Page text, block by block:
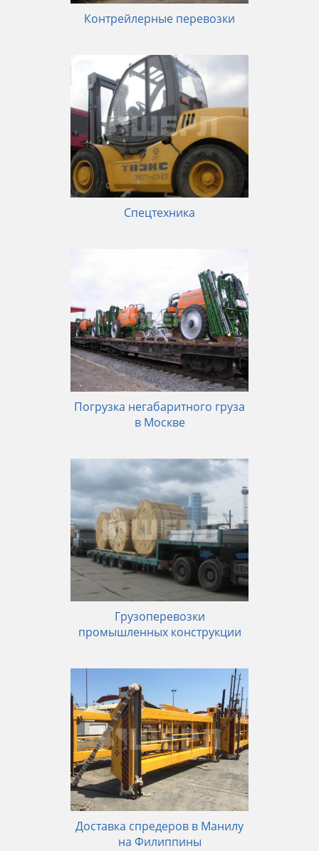
Контрейлерные перевозки
Спецтехника
Погрузка негабаритного груза
в Москве
Грузоперевозки
промышленных конструкции
Доставка спредеров в Манилу
на Филиппины